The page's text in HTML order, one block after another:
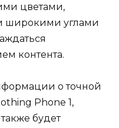
цветами,
широкими углами
контента.
о точной
Phone 1,
будет